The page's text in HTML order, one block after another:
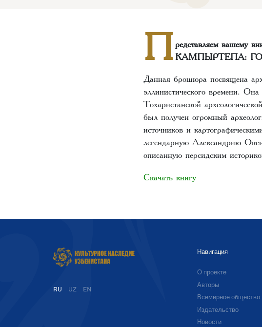
П редставляем вашему
КАМПЫРТЕПА:
Данная брошюра посвящена
эллинистического времени.
Тохаристанской
был получен огромный
источников и
легендарную Александрию
описанную персидским
Скачать книгу
RU UZ EN
Навигация
О проекте
Авторы
Всемирное общество
Издательство
Новости